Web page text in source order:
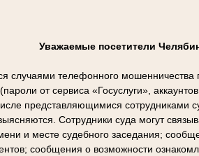
Уважаемые посетители
случаями телефонного мошенничества
от сервиса «Госуслуги»,
представляющимися сотрудниками
Сотрудники суда могут
и месте судебного заседания;
сообщения о возможности